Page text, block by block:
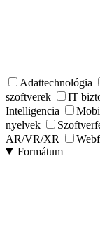
Adattechnológia
szoftverek
IT
Intelligencia
nyelvek
AR/VR/XR
Formátum